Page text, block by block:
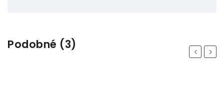
Podobné (3) Previous
Next